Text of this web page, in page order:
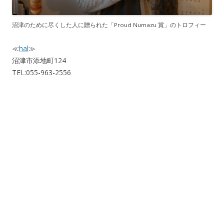
沼津のために尽くした人に贈られた「Proud Numazu 賞」のトロフィー
≪hal≫
沼津市添地町124
TEL:055-963-2556